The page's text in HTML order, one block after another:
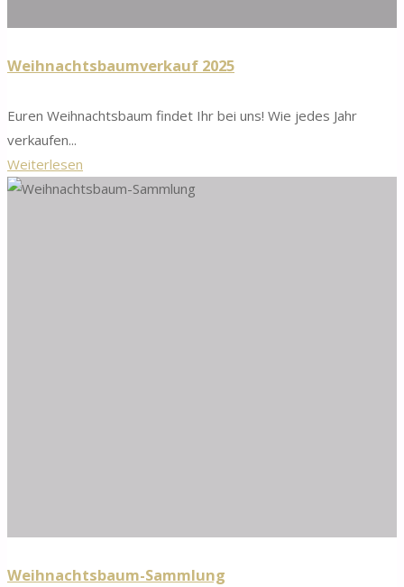
Weihnachtsbaumverkauf 2025
Euren Weihnachtsbaum findet Ihr bei uns! Wie jedes Jahr
verkaufen...
Weiterlesen
2025"
Weihnachtsbaum-Sammlung